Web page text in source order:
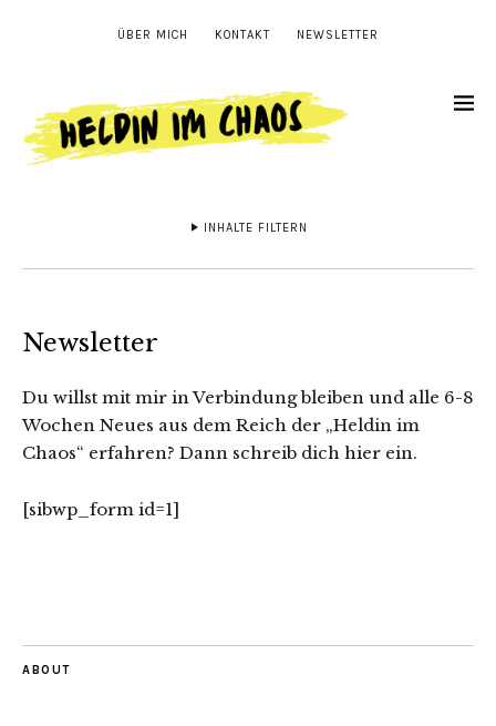
ÜBER MICH KONTAKT NEWSLETTER
INHALTE FILTERN
Newsletter
Du willst mit mir in Verbindung bleiben und alle 6-8
Wochen Neues aus dem Reich der „Heldin im
Chaos“ erfahren? Dann schreib dich hier ein.
[sibwp_form id=1]
ABOUT